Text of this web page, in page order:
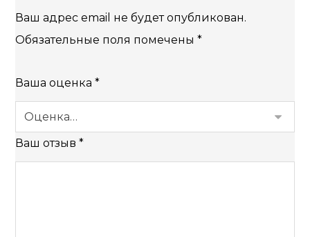
Ваш адрес email не будет опубликован.
Обязательные поля помечены*
Ваша оценка*
Ваш отзыв*